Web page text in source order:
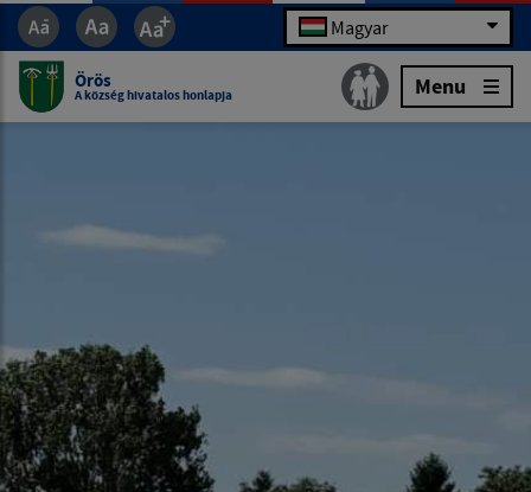
Magyar
Örös
A község hivatalos honlapja Menu